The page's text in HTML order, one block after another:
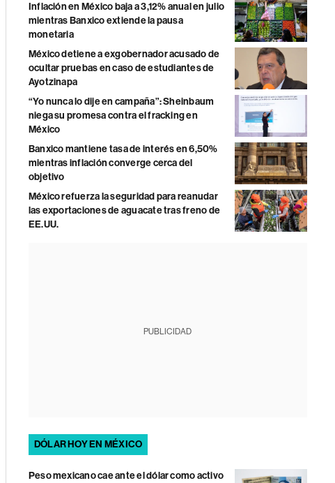
Inflación en México baja a 3,12% anual en julio
mientras Banxico extiende la pausa
monetaria
México detiene a exgobernador acusado de
ocultar pruebas en caso de estudiantes de
Ayotzinapa
“Yo nunca lo dije en campaña”: Sheinbaum
niega su promesa contra el fracking en
México
Banxico mantiene tasa de interés en 6,50%
mientras inflación converge cerca del
objetivo
México refuerza la seguridad para reanudar
las exportaciones de aguacate tras freno de
EE.UU.
PUBLICIDAD
DÓLAR HOY EN MÉXICO
Peso mexicano cae ante el dólar como activo